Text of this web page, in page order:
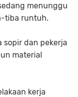
menunggu
tiba runtuh.
sopir dan pekerja
material
kerja